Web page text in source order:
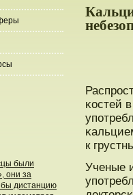
были
они за
бы дистанцию
κостей
к
Ученые